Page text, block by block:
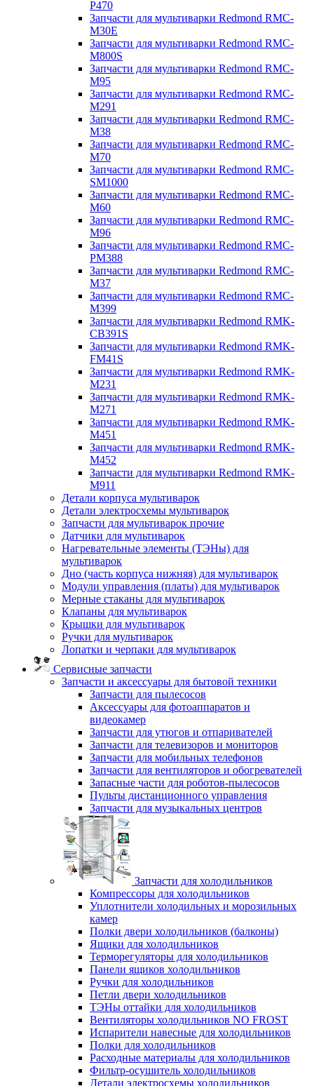
P470
Запчасти для мультиварки Redmond RMC-
M30E
Запчасти для мультиварки Redmond RMC-
M800S
Запчасти для мультиварки Redmond RMC-
M95
Запчасти для мультиварки Redmond RMC-
M291
Запчасти для мультиварки Redmond RMC-
M38
Запчасти для мультиварки Redmond RMC-
M70
Запчасти для мультиварки Redmond RMC-
SM1000
Запчасти для мультиварки Redmond RMC-
M60
Запчасти для мультиварки Redmond RMC-
M96
Запчасти для мультиварки Redmond RMC-
PM388
Запчасти для мультиварки Redmond RMC-
M37
Запчасти для мультиварки Redmond RMC-
M399
Запчасти для мультиварки Redmond RMK-
CB391S
Запчасти для мультиварки Redmond RMK-
FM41S
Запчасти для мультиварки Redmond RMK-
M231
Запчасти для мультиварки Redmond RMK-
M271
Запчасти для мультиварки Redmond RMK-
M451
Запчасти для мультиварки Redmond RMK-
M452
Запчасти для мультиварки Redmond RMK-
M911
Детали корпуса мультиварок
Детали электросхемы мультиварок
Запчасти для мультиварок прочие
Датчики для мультиварок
Нагревательные элементы (ТЭНы) для
мультиварок
Дно (часть корпуса нижняя) для мультиварок
Модули управления (платы) для мультиварок
Мерные стаканы для мультиварок
Клапаны для мультиварок
Крышки для мультиварок
Ручки для мультиварок
Лопатки и черпаки для мультиварок
Сервисные запчасти
Запчасти и аксессуары для бытовой техники
Запчасти для пылесосов
Аксессуары для фотоаппаратов и
видеокамер
Запчасти для утюгов и отпаривателей
Запчасти для телевизоров и мониторов
Запчасти для мобильных телефонов
Запчасти для вентиляторов и обогревателей
Запасные части для роботов-пылесосов
Пульты дистанционного управления
Запчасти для музыкальных центров
Запчасти для холодильников
Компрессоры для холодильников
Уплотнители холодильных и морозильных
камер
Полки двери холодильников (балконы)
Ящики для холодильников
Терморегуляторы для холодильников
Панели ящиков холодильников
Ручки для холодильников
Петли двери холодильников
ТЭНы оттайки для холодильников
Вентиляторы холодильников NO FROST
Испарители навесные для холодильников
Полки для холодильников
Расходные материалы для холодильников
Фильтр-осушитель холодильников
Детали электросхемы холодильников